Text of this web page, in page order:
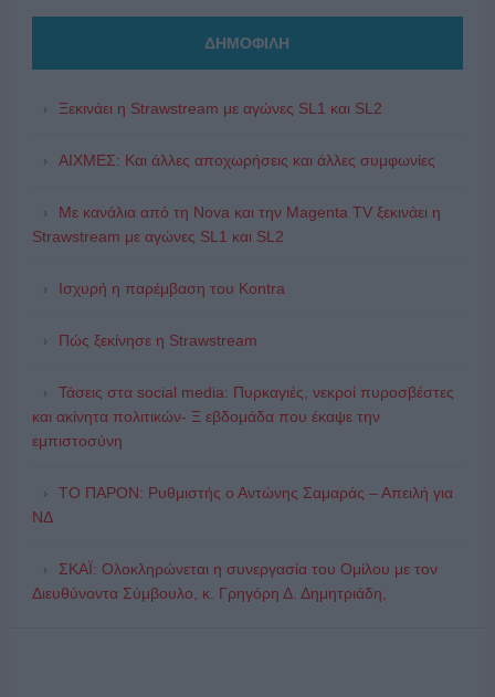
ΔΗΜΟΦΙΛΗ
Ξεκινάει η Strawstream με αγώνες SL1 και SL2
ΑΙΧΜΕΣ: Και άλλες αποχωρήσεις και άλλες συμφωνίες
Με κανάλια από τη Nova και την Magenta TV ξεκινάει η
Strawstream με αγώνες SL1 και SL2
Ισχυρή η παρέμβαση του Kontra
Πώς ξεκίνησε η Strawstream
Τάσεις στα social media: Πυρκαγιές, νεκροί πυροσβέστες
και ακίνητα πολιτικών- Ξ εβδομάδα που έκαψε την
εμπιστοσύνη
ΤΟ ΠΑΡΟΝ: Ρυθμιστής ο Αντώνης Σαμαράς – Απειλή για
ΝΔ
ΣΚΑΪ: Ολοκληρώνεται η συνεργασία του Ομίλου με τον
Διευθύνοντα Σύμβουλο, κ. Γρηγόρη Δ. Δημητριάδη,